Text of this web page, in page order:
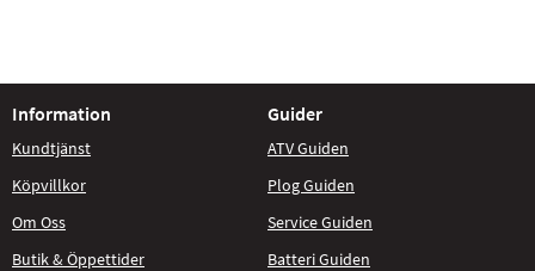
Information
Kundtjänst
Köpvillkor
Om Oss
Butik & Öppettider
Guider
ATV Guiden
Plog Guiden
Service Guiden
Batteri Guiden